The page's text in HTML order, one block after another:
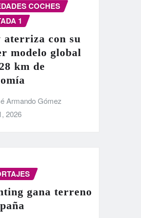
COCHES
1
aterriza con su
modelo global
km de
Armando Gómez
2026
gana terreno